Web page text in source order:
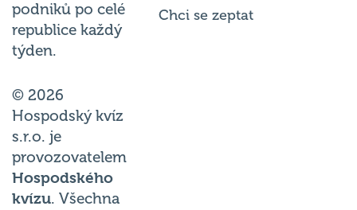
podniků po celé
republice každý
týden.
© 2026
Hospodský kvíz
s.r.o. je
provozovatelem
Hospodského
kvízu. Všechna
Chci se zeptat